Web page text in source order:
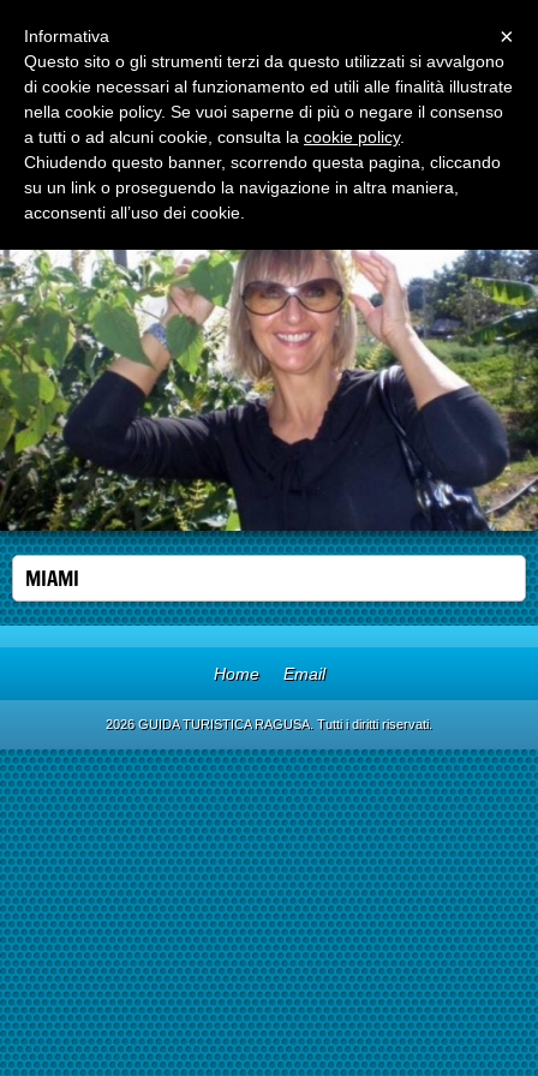
GUIDA TURISTICA RAGUSA
IL BLOG DI MARIANA
MIAMI
Home Email
2026 GUIDA TURISTICA RAGUSA. Tutti i diritti riservati.
×
Informativa
Questo sito o gli strumenti terzi da questo utilizzati si avvalgono
di cookie necessari al funzionamento ed utili alle finalità illustrate
nella cookie policy. Se vuoi saperne di più o negare il consenso
a tutti o ad alcuni cookie, consulta la cookie policy.
Chiudendo questo banner, scorrendo questa pagina, cliccando
su un link o proseguendo la navigazione in altra maniera,
acconsenti all’uso dei cookie.